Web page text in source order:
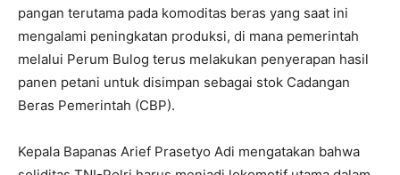
pangan terutama pada komoditas beras yang saat ini
mengalami peningkatan produksi, di mana pemerintah
melalui Perum Bulog terus melakukan penyerapan hasil
panen petani untuk disimpan sebagai stok Cadangan
Beras Pemerintah (CBP).
Kepala Bapanas Arief Prasetyo Adi mengatakan bahwa